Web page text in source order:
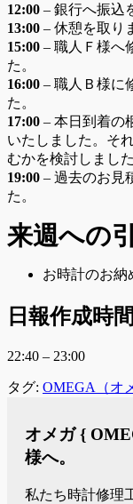
12:00 – 銀行へ振込
13:00 – 休憩を取り
15:00 – 職人Ｆ様へ
た。
16:00 – 職人Ｂ様に
た。
17:00 – 本日到着の
いたしました。そ
むかを検討しました
19:00 – 過去のお見
た。
来週への
お時計のお納
日報作成時間
22:40 – 23:00
タグ: OMEGA（オ
オメガ {
様へ。
私たち時計修理